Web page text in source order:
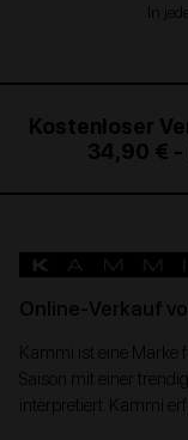
In
Kostenloser
34,90 € -
Online-Verkauf
Kammi ist eine Marke
Saison mit einer
interpretiert. Kammi